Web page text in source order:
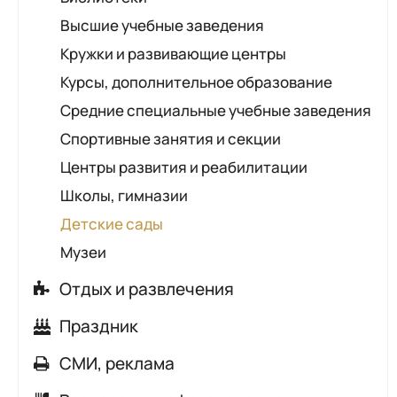
Обувь
Одежда и аксессуары
Парфюмерия, косметика, бытовая химия
Подарки.Сувениры
Пожарное оборудование
Рыбалка и охота
Свадебные салоны
Спортивные товары, одежда, велосипеды
Товары для дома
Ткани, товары для рукоделия
Ювелирные магазины
Чай, кофе, сладости
Мягкая мебель
Дизайн интерьера
Мебель для дачи, офиса
Светильники
Шкафы-купе
Ремонт и реставрация мебели
Обои
Застройщики
Высшие учебные заведения
Кружки и развивающие центры
Курсы, дополнительное образование
Средние специальные учебные заведения
Спортивные занятия и секции
Центры развития и реабилитации
Школы, гимназии
Детские сады
Музеи
Отдых и развлечения
Агроусадьбы, бани, сауны
Боулинг, бильярд
Праздник
Ведущий, тамада
СМИ, реклама
Печать и полиграфия